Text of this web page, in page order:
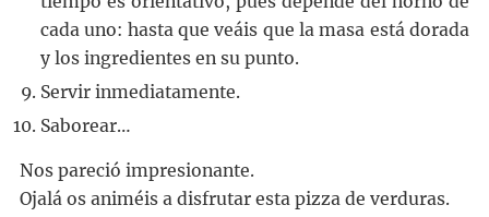
cada uno: hasta que veáis que la masa está dorada
y los ingredientes en su punto.
Servir inmediatamente.
Saborear…
Nos pareció impresionante.
Ojalá os animéis a disfrutar esta pizza de verduras.